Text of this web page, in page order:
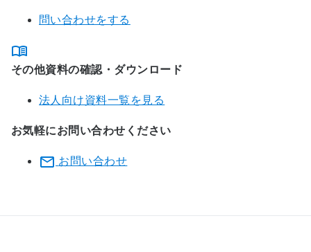
問い合わせをする
その他資料の確認・ダウンロード
法人向け資料一覧を見る
お気軽にお問い合わせください
お問い合わせ